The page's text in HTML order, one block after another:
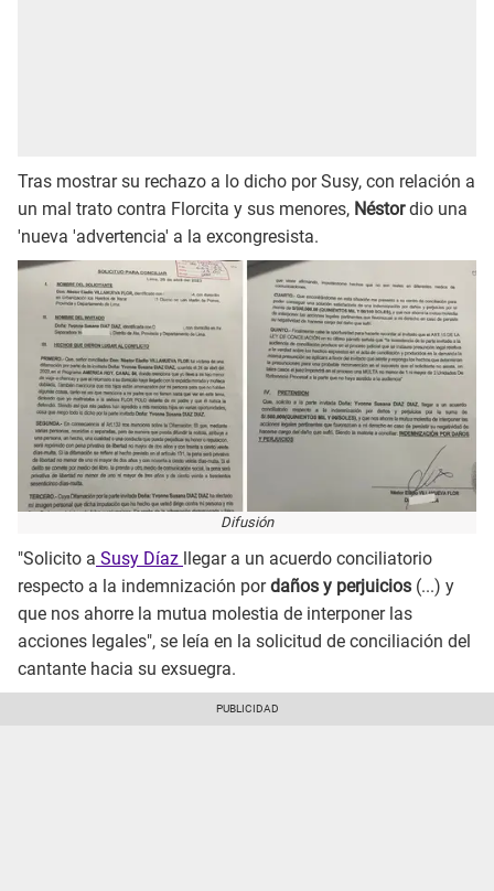
Tras mostrar su rechazo a lo dicho por Susy, con relación a
un mal trato contra Florcita y sus menores, Néstordio una
'nueva 'advertencia' a la excongresista.
Difusión
"Solicito a Susy Díaz llegar a un acuerdo conciliatorio
respecto a la indemnización pordaños y perjuicios (...) y
que nos ahorre la mutua molestia de interponer las
acciones legales", se leía en la solicitud de conciliación del
cantante hacia su exsuegra.